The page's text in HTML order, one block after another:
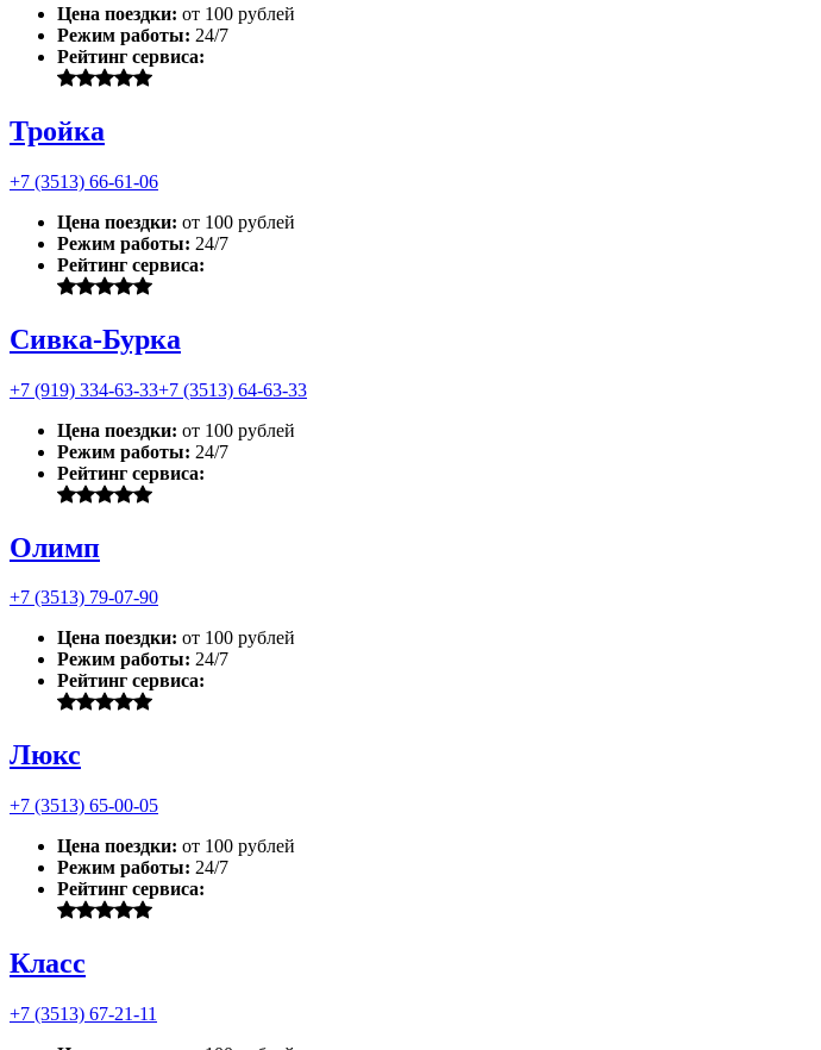
Цена поездки: от 100 рублей
Режим работы: 24/7
Рейтинг сервиса:
Тройка
+7 (3513) 66-61-06
Цена поездки: от 100 рублей
Режим работы: 24/7
Рейтинг сервиса:
Сивка-Бурка
+7 (919) 334-63-33+7 (3513) 64-63-33
Цена поездки: от 100 рублей
Режим работы: 24/7
Рейтинг сервиса:
Олимп
+7 (3513) 79-07-90
Цена поездки: от 100 рублей
Режим работы: 24/7
Рейтинг сервиса:
Люкс
+7 (3513) 65-00-05
Цена поездки: от 100 рублей
Режим работы: 24/7
Рейтинг сервиса:
Класс
+7 (3513) 67-21-11